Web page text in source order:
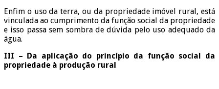
Enfim o uso da terra, ou da propriedade imóvel rural, está
vinculada ao cumprimento da função social da propriedade
e isso passa sem sombra de dúvida pelo uso adequado da
água.
III – Da aplicação do princípio da função social da
propriedade à produção rural